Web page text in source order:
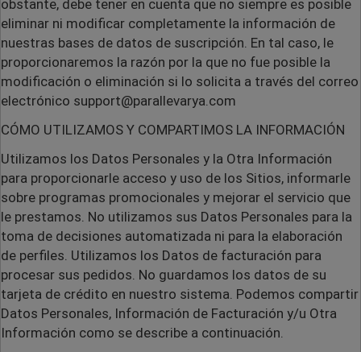
obstante, debe tener en cuenta que no siempre es posible
eliminar ni modificar completamente la información de
nuestras bases de datos de suscripción. En tal caso, le
proporcionaremos la razón por la que no fue posible la
modificación o eliminación si lo solicita a través del correo
electrónico support@parallevarya.com
CÓMO UTILIZAMOS Y COMPARTIMOS LA INFORMACIÓN
Utilizamos los Datos Personales y la Otra Información
para proporcionarle acceso y uso de los Sitios, informarle
sobre programas promocionales y mejorar el servicio que
le prestamos. No utilizamos sus Datos Personales para la
toma de decisiones automatizada ni para la elaboración
de perfiles. Utilizamos los Datos de facturación para
procesar sus pedidos. No guardamos los datos de su
tarjeta de crédito en nuestro sistema. Podemos compartir
Datos Personales, Información de Facturación y/u Otra
Información como se describe a continuación.